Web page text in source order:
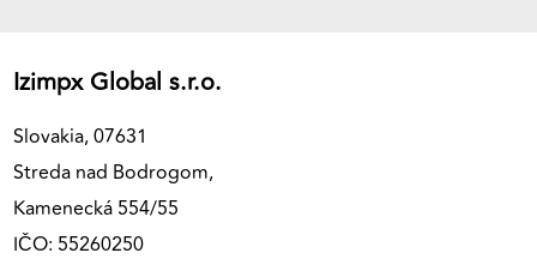
Izimpx Global s.r.o.
Slovakia, 07631
Streda nad Bodrogom,
Kamenecká 554/55
IČO: 55260250